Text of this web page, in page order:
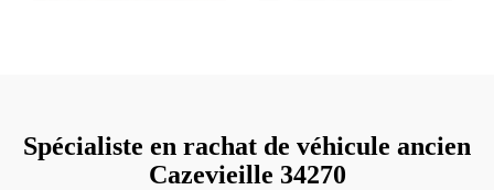
Spécialiste en rachat de véhicule ancien
Cazevieille 34270